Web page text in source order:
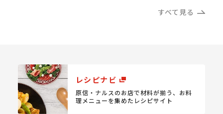
すべて見る
レシピナビ
原信・ナルスのお店で材料が揃う、 お料
理メニューを集めたレシピサイト